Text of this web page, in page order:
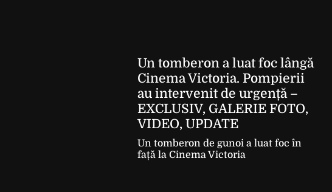
Un tomberon a luat foc lângă
Cinema Victoria. Pompierii
au intervenit de urgență –
EXCLUSIV, GALERIE FOTO,
VIDEO, UPDATE
Un tomberon de gunoi a luat foc în
față la Cinema Victoria